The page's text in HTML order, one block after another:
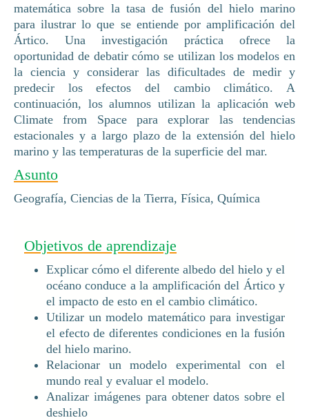
matemática sobre la tasa de fusión del hielo marino
para ilustrar lo que se entiende por amplificación del
Ártico. Una investigación práctica ofrece la
oportunidad de debatir cómo se utilizan los modelos en
la ciencia y considerar las dificultades de medir y
predecir los efectos del cambio climático. A
continuación, los alumnos utilizan la aplicación web
Climate from Space para explorar las tendencias
estacionales y a largo plazo de la extensión del hielo
marino y las temperaturas de la superficie del mar.
Asunto
Geografía, Ciencias de la Tierra, Física, Química
Objetivos de aprendizaje
Explicar cómo el diferente albedo del hielo y el
océano conduce a la amplificación del Ártico y
el impacto de esto en el cambio climático.
Utilizar un modelo matemático para investigar
el efecto de diferentes condiciones en la fusión
del hielo marino.
Relacionar un modelo experimental con el
mundo real y evaluar el modelo.
Analizar imágenes para obtener datos sobre el
deshielo